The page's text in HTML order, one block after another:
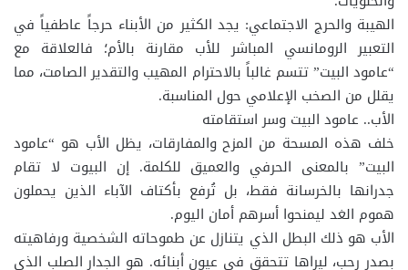
الهيبة والحرج الاجتماعي: يجد الكثير من الأبناء حرجاً عاطفياً في
التعبير الرومانسي المباشر للأب مقارنة بالأم؛ فالعلاقة مع
“عامود البيت” تتسم غالباً بالاحترام المهيب والتقدير الصامت، مما
يقلل من الصخب الإعلامي حول المناسبة.
الأب.. عامود البيت وسر استقامته
خلف هذه المسحة من المزح والمفارقات، يظل الأب هو “عامود
البيت” بالمعنى الحرفي والعميق للكلمة. إن البيوت لا تقام
جدرانها بالخرسانة فقط، بل تُرفع بأكتاف الآباء الذين يحملون
هموم الغد ليمنحوا أسرهم أمان اليوم.
الأب هو ذلك البطل الذي يتنازل عن طموحاته الشخصية ورفاهيته
بصدر رحب، ليراها تتحقق في عيون أبنائه. هو الجدار الصلب الذي